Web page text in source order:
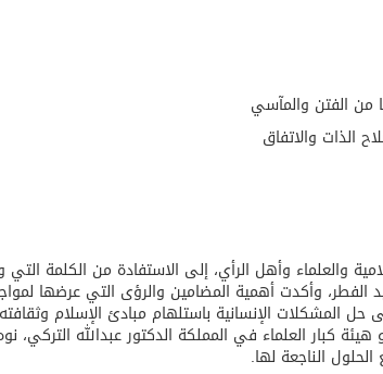
من الفتن والمآسي
الذات والاتفاق
والعلماء وأهل الرأي، إلى الاستفادة من الكلمة
الفطر، وأكدت أهمية المضامين والرؤى التي عرضها
المشكلات الإنسانية باستلهام مبادئ الإسلام
كبار العلماء في المملكة الدكتور عبدالله التركي،
الناجعة لها.